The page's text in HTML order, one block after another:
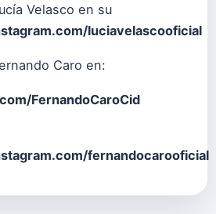
Velasco en su
luciavelascooficial
Caro en:
FernandoCaroCid
fernandocarooficial